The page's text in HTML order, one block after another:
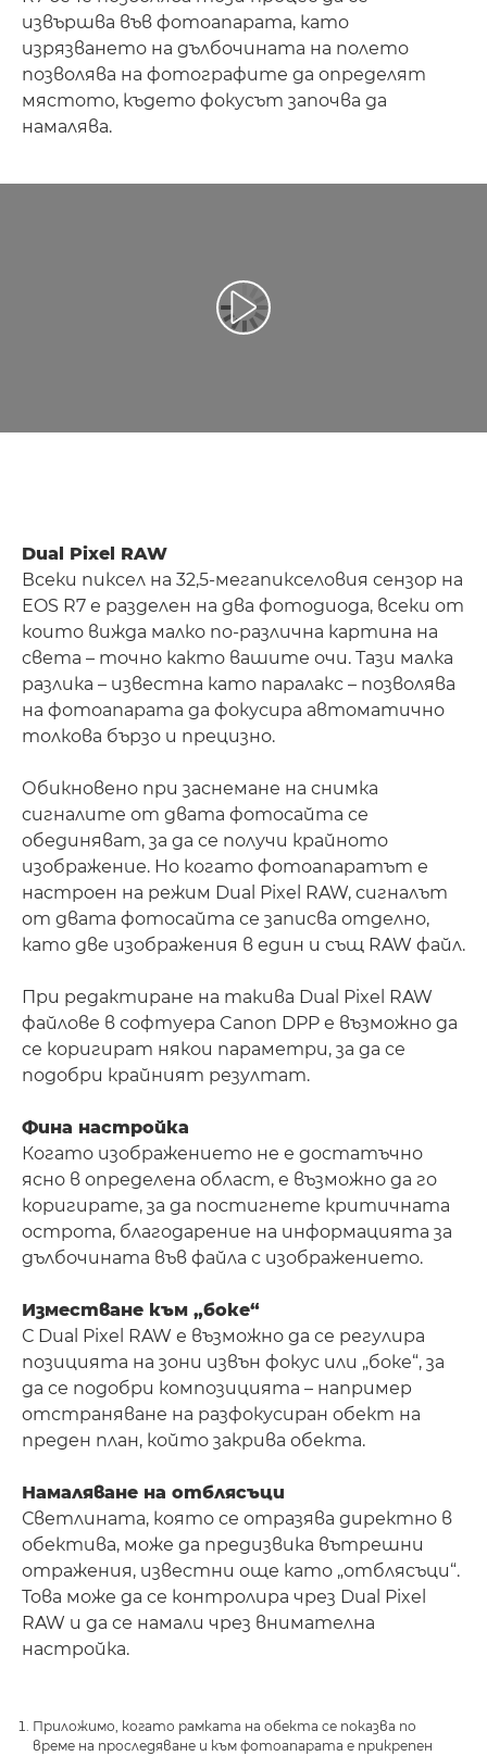
извършва във фотоапарата, като
изрязването на дълбочината на полето
позволява на фотографите да определят
мястото, където фокусът започва да
намалява.
Възпроизведете видео
Dual Pixel RAW
Всеки пиксел на 32,5-мегапикселовия сензор на
EOS R7 е разделен на два фотодиода, всеки от
които вижда малко по-различна картина на
света – точно както вашите очи. Тази малка
разлика – известна като паралакс – позволява
на фотоапарата да фокусира автоматично
толкова бързо и прецизно.
Обикновено при заснемане на снимка
сигналите от двата фотосайта се
обединяват, за да се получи крайното
изображение. Но когато фотоапаратът е
настроен на режим Dual Pixel RAW, сигналът
от двата фотосайта се записва отделно,
като две изображения в един и същ RAW файл.
При редактиране на такива Dual Pixel RAW
файлове в софтуера Canon DPP е възможно да
се коригират някои параметри, за да се
подобри крайният резултат.
Фина настройка
Когато изображението не е достатъчно
ясно в определена област, е възможно да го
коригирате, за да постигнете критичната
острота, благодарение на информацията за
дълбочината във файла с изображението.
Изместване към „боке“
С Dual Pixel RAW е възможно да се регулира
позицията на зони извън фокус или „боке“, за
да се подобри композицията – например
отстраняване на разфокусиран обект на
преден план, който закрива обекта.
Намаляване на отблясъци
Светлината, която се отразява директно в
обектива, може да предизвика вътрешни
отражения, известни още като „отблясъци“.
Това може да се контролира чрез Dual Pixel
RAW и да се намали чрез внимателна
настройка.
Приложимо, когато рамката на обекта се показва по
време на проследяване и към фотоапарата е прикрепен